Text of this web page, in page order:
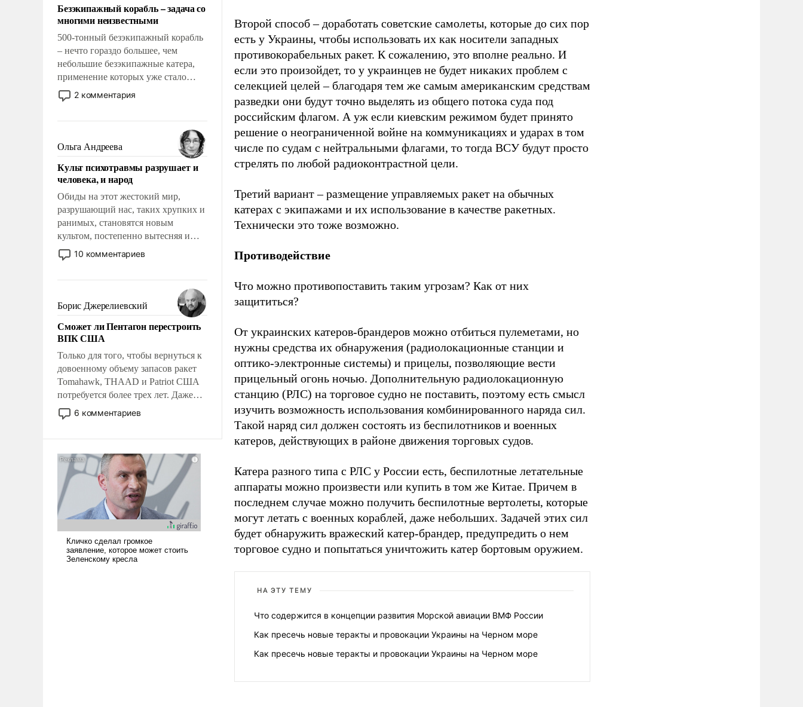
Безэкипажный корабль – задача со
многими неизвестными
500-тонный безэкипажный корабль
– нечто гораздо большее, чем
небольшие безэкипажные катера,
применение которых уже стало
обыденностью. Задача по созданию
такого корабля очень сложна и
реализация радикально поднимет
наши боевые возможности.
2 комментария
Ольга Андреева
Культ психотравмы разрушает и
человека, и народ
Обиды на этот жестокий мир,
разрушающий нас, таких хрупких и
ранимых, становятся новым
культом, постепенно вытесняя и
отменяя традиционное требование к
человеку – быть мужественным и
на себя ответственность, помогать
слабым, идти вперед и
адаптироваться.
10 комментариев
Борис Джерелиевский
Сможет ли Пентагон перестроить
ВПК США
Только для того, чтобы вернуться к
довоенному объему запасов ракет
Tomahawk, THAAD и Patriot США
потребуется более трех лет. Даже
небольшая война с Ираном
опустошила американские
уязвимости США, например, перед
Китаем.
6 комментариев
Второй способ – доработать советские самолеты, которые до сих пор
есть у Украины, чтобы использовать их как носители западных
противокорабельных ракет. К сожалению, это вполне реально. И
если это произойдет, то у украинцев не будет никаких проблем с
селекцией целей – благодаря тем же самым американским средствам
разведки они будут точно выделять из общего потока суда под
российским флагом. А уж если киевским режимом будет принято
решение о неограниченной войне на коммуникациях и ударах в том
числе по судам с нейтральными флагами, то тогда ВСУ будут просто
стрелять по любой радиоконтрастной цели.
Третий вариант – размещение управляемых ракет на обычных
катерах с экипажами и их использование в качестве ракетных.
Технически это тоже возможно.
Противодействие
Что можно противопоставить таким угрозам? Как от них
защититься?
От украинских катеров-брандеров можно отбиться пулеметами, но
нужны средства их обнаружения (радиолокационные станции и
оптико-электронные системы) и прицелы, позволяющие вести
прицельный огонь ночью. Дополнительную радиолокационную
станцию (РЛС) на торговое судно не поставить, поэтому есть смысл
изучить возможность использования комбинированного наряда сил.
Такой наряд сил должен состоять из беспилотников и военных
катеров, действующих в районе движения торговых судов.
Катера разного типа с РЛС у России есть, беспилотные летательные
аппараты можно произвести или купить в том же Китае. Причем в
последнем случае можно получить беспилотные вертолеты, которые
могут летать с военных кораблей, даже небольших. Задачей этих сил
будет обнаружить вражеский катер-брандер, предупредить о нем
торговое судно и попытаться уничтожить катер бортовым оружием.
НА ЭТУ ТЕМУ
Что содержится в концепции развития Морской авиации ВМФ России
Как пресечь новые теракты и провокации Украины на Черном море
Как пресечь новые теракты и провокации Украины на Черном море